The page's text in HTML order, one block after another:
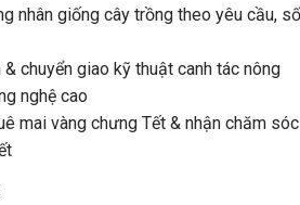
nhân giống cây trồng theo yêu cầu,
chuyển giao kỹ thuật canh tác nông
nghệ cao
mai vàng chưng Tết & nhận chăm sóc